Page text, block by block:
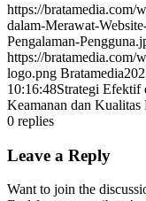
https://bratamedia.com/
dalam-Merawat-
Pengalaman-
https://bratamedia.com/
logo.png Bratamedia
10:16:48Strategi Efektif
Keamanan dan Kualitas
0 replies
Leave a Reply
Want to join the